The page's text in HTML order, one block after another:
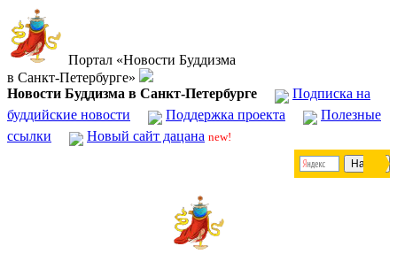
Портал «Новости Буддизма
в Санкт-Петербурге»
Новости Буддизма в Санкт-Петербурге
Подписка на
буддийские новости
Поддержка проекта
Полезные
ссылки
Новый сайт дацана new!